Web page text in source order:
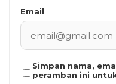
Email
Simpan nama,
peramban ini